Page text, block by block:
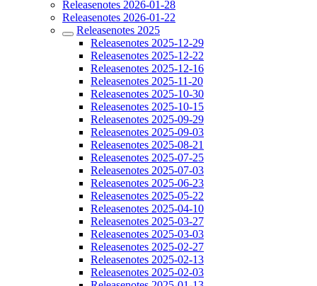
Releasenotes 2026-01-28
Releasenotes 2026-01-22
Releasenotes 2025
Releasenotes 2025-12-29
Releasenotes 2025-12-22
Releasenotes 2025-12-16
Releasenotes 2025-11-20
Releasenotes 2025-10-30
Releasenotes 2025-10-15
Releasenotes 2025-09-29
Releasenotes 2025-09-03
Releasenotes 2025-08-21
Releasenotes 2025-07-25
Releasenotes 2025-07-03
Releasenotes 2025-06-23
Releasenotes 2025-05-22
Releasenotes 2025-04-10
Releasenotes 2025-03-27
Releasenotes 2025-03-03
Releasenotes 2025-02-27
Releasenotes 2025-02-13
Releasenotes 2025-02-03